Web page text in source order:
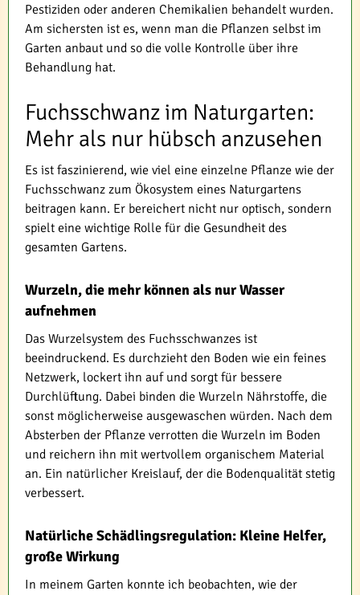
Pestiziden oder anderen Chemikalien behandelt wurden.
Am sichersten ist es, wenn man die Pflanzen selbst im
Garten anbaut und so die volle Kontrolle über ihre
Behandlung hat.
Fuchsschwanz im Naturgarten:
Mehr als nur hübsch anzusehen
Es ist faszinierend, wie viel eine einzelne Pflanze wie der
Fuchsschwanz zum Ökosystem eines Naturgartens
beitragen kann. Er bereichert nicht nur optisch, sondern
spielt eine wichtige Rolle für die Gesundheit des
gesamten Gartens.
Wurzeln, die mehr können als nur Wasser
aufnehmen
Das Wurzelsystem des Fuchsschwanzes ist
beeindruckend. Es durchzieht den Boden wie ein feines
Netzwerk, lockert ihn auf und sorgt für bessere
Durchlüftung. Dabei binden die Wurzeln Nährstoffe, die
sonst möglicherweise ausgewaschen würden. Nach dem
Absterben der Pflanze verrotten die Wurzeln im Boden
und reichern ihn mit wertvollem organischem Material
an. Ein natürlicher Kreislauf, der die Bodenqualität stetig
verbessert.
Natürliche Schädlingsregulation: Kleine Helfer,
große Wirkung
In meinem Garten konnte ich beobachten, wie der